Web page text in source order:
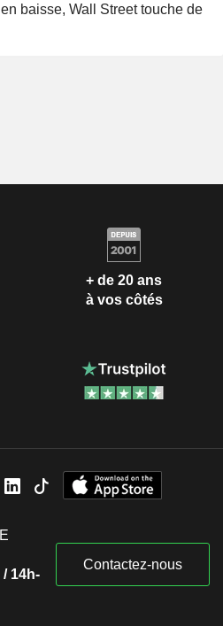
baisse, Wall Street touche de
+ de 20 ans
à vos côtés
14h-
Contactez-nous